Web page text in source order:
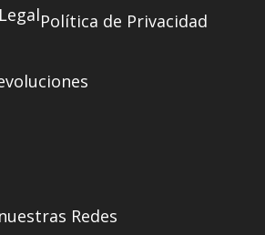
Política de Privacidad
Redes